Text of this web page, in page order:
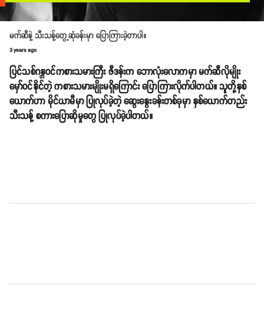
မက်ဆီနဲ့ သီးသန့်တွေ့ဆုံခန်းမှာ ပြောကြားခဲ့တာပါ။
3 years ago
ပြင်သစ်ဂန္တဝင်ကစားသမားကြီး ဇီဒန်းက ဘောလုံးလောကမှာ မက်ဆီလိုမျိုး
မှော်ဝင်နိုင်တဲ့ ကစားသမားမျိုးမရှိကြောင်း ပြောကြားလိုက်ပါတယ်။ သူတို့နှစ်
ယောက်ဟာ မိုင်ယာမီမှာ ပြုလုပ်ခဲ့တဲ့ ဆွေးနွေးခန်းတစ်ခုမှာ နှစ်ယောက်တည်း
သီးသန့် စကားပြောဆိုမှုတွေ ပြုလုပ်ခဲ့ပါတယ်။